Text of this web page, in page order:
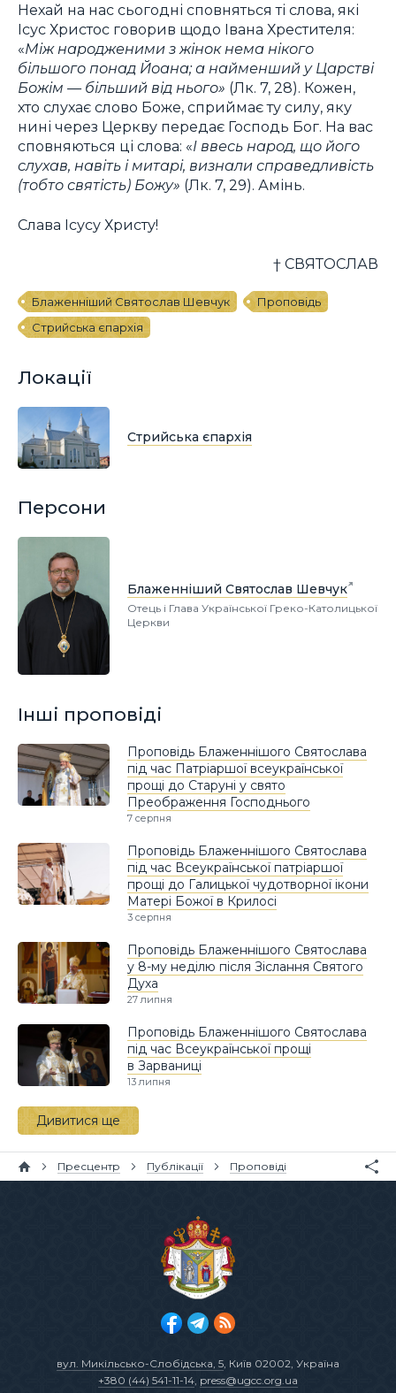
Нехай на нас сьогодні сповняться ті слова, які
Ісус Христос говорив щодо Івана Хрестителя:
«Між народженими з жінок нема нікого
більшого понад Йоана; а найменший у Царстві
Божім — більший від нього» (Лк. 7, 28). Кожен,
хто слухає слово Боже, сприймає ту силу, яку
нині через Церкву передає Господь Бог. На вас
сповняються ці слова: «І ввесь народ, що його
слухав, навіть і митарі, визнали справедливість
(тобто святість) Божу» (Лк. 7, 29). Амінь.
Слава Ісусу Христу!
† СВЯТОСЛАВ
Блаженніший Святослав Шевчук
Проповідь
Стрийська єпархія
Локації
Стрийська єпархія
Персони
Блаженніший Святослав Шевчук
Отець і Глава Української Греко-Католицької
Церкви
Інші проповіді
Проповідь Блаженнішого Святослава
під час Патріаршої всеукраїнської
прощі до Старуні у свято
Преображення Господнього
7 серпня
Проповідь Блаженнішого Святослава
під час Всеукраїнської патріаршої
прощі до Галицької чудотворної ікони
Матері Божої в Крилосі
3 серпня
Проповідь Блаженнішого Святослава
у 8-му неділю після Зіслання Святого
Духа
27 липня
Проповідь Блаженнішого Святослава
під час Всеукраїнської прощі
в Зарваниці
13 липня
Дивитися ще
Пресцентр Публікації Проповіді
вул. Микільсько-Слобідська, 5, Київ 02002, Україна
+380 (44) 541-11-14, press@ugcc.org.ua